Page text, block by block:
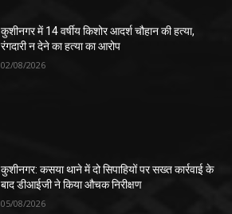
कुशीनगर में 14 वर्षीय किशोर आदर्श चौहान की हत्या,
रंगदारी न देने का हत्या का आरोप
02/08/2026
कुशीनगर: कसया थाने में दो सिपाहियों पर सख्त कार्रवाई के
बाद डीआईजी ने किया औचक निरीक्षण
05/08/2026